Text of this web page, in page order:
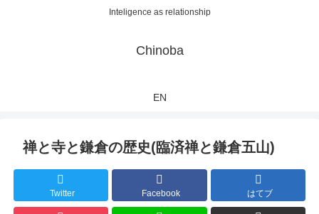
Inteligence as relationship
Chinoba
EN
禅と寺と鎌倉の歴史(臨済禅と鎌倉五山)
Twitter Facebook はてブ